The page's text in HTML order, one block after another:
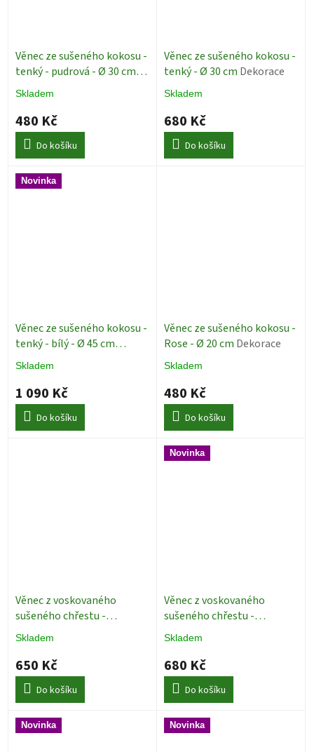
Věnec ze sušeného kokosu -
tenký - pudrová - Ø 30 cm
Dekorace
Skladem
480 Kč
Do košíku
Věnec ze sušeného kokosu -
tenký - Ø 30 cm Dekorace
Skladem
680 Kč
Do košíku
Novinka
Věnec ze sušeného kokosu -
tenký - bílý - Ø 45 cm
Dekorace
Skladem
1 090 Kč
Do košíku
Věnec ze sušeného kokosu -
Rose - Ø 20 cm Dekorace
Skladem
480 Kč
Do košíku
Věnec z voskovaného
sušeného chřestu -
Asparagus šedý - Ø 28
Dekorace
Skladem
650 Kč
Do košíku
Novinka
Věnec z voskovaného
sušeného chřestu -
Asparagus bělený - Ø 35
Dekorace
Skladem
680 Kč
Do košíku
Novinka Novinka